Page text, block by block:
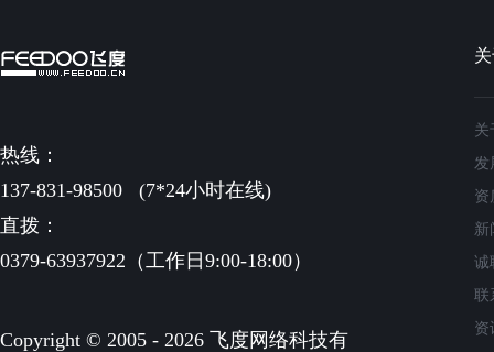
热线：
137-831-98500
(7*24小时在线)
直拨：
0379-63937922（工作日9:00-18:00）
Copyright © 2005 - 2026 飞度网络科技有
关
发
资
新
诚
联
资